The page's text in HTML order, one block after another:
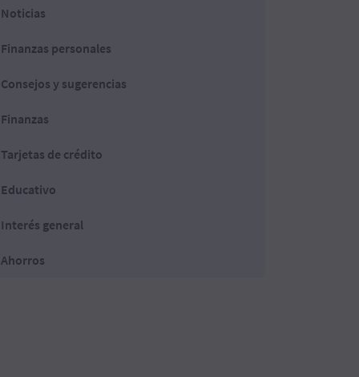
Noticias
Finanzas personales
Consejos y sugerencias
Finanzas
Tarjetas de crédito
Educativo
Interés general
Ahorros